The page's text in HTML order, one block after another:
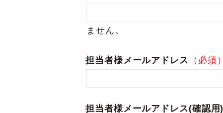
ません。
担当者様メールアドレス （必須）
担当者様メールアドレス(確認用)